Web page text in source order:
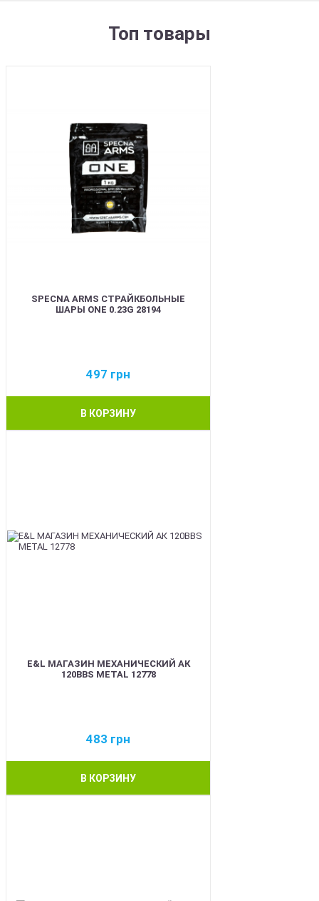
Топ товары
SPECNA ARMS СТРАЙКБОЛЬНЫЕ
ШАРЫ ONE 0.23G 28194
497 грн
В КОРЗИНУ
E&L МАГАЗИН МЕХАНИЧЕСКИЙ АК
120BBS METAL 12778
483 грн
В КОРЗИНУ